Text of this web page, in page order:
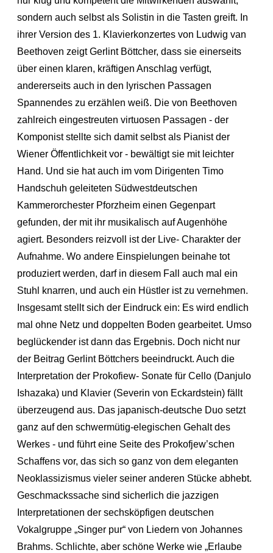
sondern auch selbst als Solistin in die Tasten greift. In
ihrer Version des 1. Klavierkonzertes von Ludwig van
Beethoven zeigt Gerlint Böttcher, dass sie einerseits
über einen klaren, kräftigen Anschlag verfügt,
andererseits auch in den lyrischen Passagen
Spannendes zu erzählen weiß. Die von Beethoven
zahlreich eingestreuten virtuosen Passagen - der
Komponist stellte sich damit selbst als Pianist der
Wiener Öffentlichkeit vor - bewältigt sie mit leichter
Hand. Und sie hat auch im vom Dirigenten Timo
Handschuh geleiteten Südwestdeutschen
Kammerorchester Pforzheim einen Gegenpart
gefunden, der mit ihr musikalisch auf Augenhöhe
agiert. Besonders reizvoll ist der Live- Charakter der
Aufnahme. Wo andere Einspielungen beinahe tot
produziert werden, darf in diesem Fall auch mal ein
Stuhl knarren, und auch ein Hüstler ist zu vernehmen.
Insgesamt stellt sich der Eindruck ein: Es wird endlich
mal ohne Netz und doppelten Boden gearbeitet. Umso
beglückender ist dann das Ergebnis. Doch nicht nur
der Beitrag Gerlint Böttchers beeindruckt. Auch die
Interpretation der Prokofiew- Sonate für Cello (Danjulo
Ishazaka) und Klavier (Severin von Eckardstein) fällt
überzeugend aus. Das japanisch-deutsche Duo setzt
ganz auf den schwermütig-elegischen Gehalt des
Werkes - und führt eine Seite des Prokofjew’schen
Schaffens vor, das sich so ganz von dem eleganten
Neoklassizismus vieler seiner anderen Stücke abhebt.
Geschmackssache sind sicherlich die jazzigen
Interpretationen der sechsköpfigen deutschen
Vokalgruppe „Singer pur“ von Liedern von Johannes
Brahms. Schlichte, aber schöne Werke wie „Erlaube